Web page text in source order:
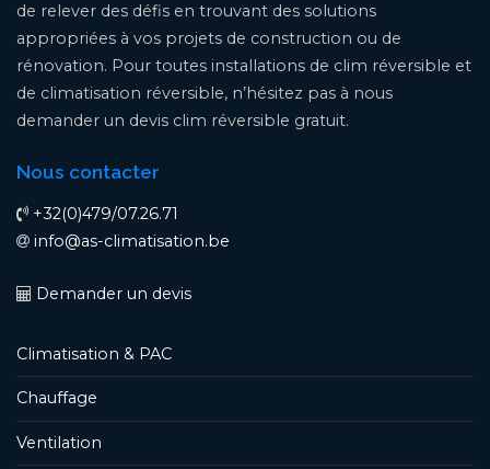
de relever des défis en trouvant des solutions
appropriées à vos projets de construction ou de
rénovation. Pour toutes installations de clim réversible et
de climatisation réversible, n’hésitez pas à nous
demander un devis clim réversible gratuit.
Nous contacter
+32(0)479/07.26.71
info@as-climatisation.be
Demander un devis
Climatisation & PAC
Chauffage
Ventilation